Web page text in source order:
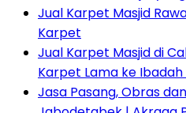
Jual Karpet Masjid
Karpet
Jual Karpet Masjid di
Karpet Lama ke
Jasa Pasang, Obras